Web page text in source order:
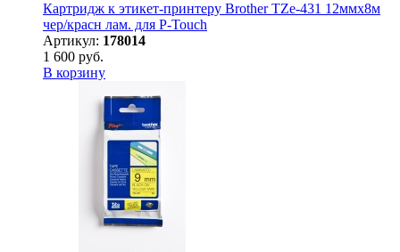
Картридж к этикет-принтеру Brother TZe-431 12ммх8м
чер/красн лам. для P-Touch
Артикул: 178014
1 600 руб.
В корзину